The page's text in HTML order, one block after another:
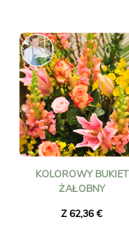
KOLOROWY BUKIET
ŻAŁOBNY
Z 62,36 €